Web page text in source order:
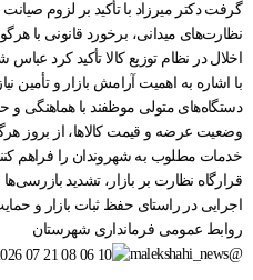
گرفت دکتر میرزاد با تأکید بر لزوم
نظارت‌های میدانی، برخورد قانونی با
اخلال در نظام توزیع کالا تأکید کرد
با اشاره به اهمیت آرامش بازار و تأمین
دستگاه‌های متولی موظفند با
وضعیت عرضه و قیمت کالاها، از بروز
خدمات مطلوب به شهروندان را فراهم کنند
قرارگاه نظارت بر بازار، تشدید
اجرایی در راستای حفظ ثبات بازار و
روابط عمومی فرمانداری شهرستان
@malekshahi_news